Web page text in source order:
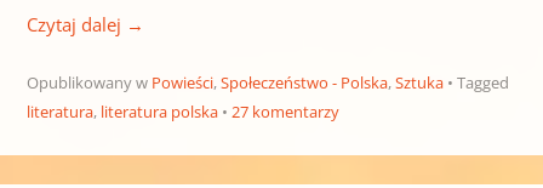
Czytaj dalej →
Opublikowany w Powieści,Społeczeństwo - Polska,Sztuka
Tagged
literatura, literatura polska 27 komentarzy